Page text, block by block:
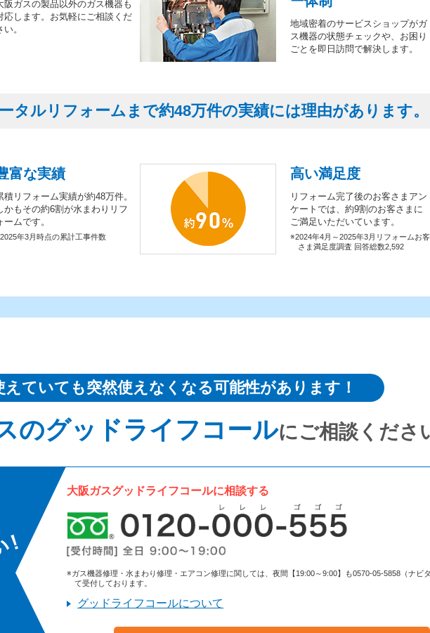
阪ガスの製品以外のガス機器も
応します。お気軽にご相談くだ
い。
地域密着のサービスショップがガ
ス機器の状態チェックや、お困り
ごとを即日訪問で解決します。
タルリフォームまで約48万件の実績には理由があります。
富な実績
積リフォーム実績が約48万件。
かもその約6割が水まわりリフ
ームです。
年3月時点の累計工事件数
高い満足度
リフォーム完了後のお客さまアン
ケートでは、約9割のお客さまに
ご満足いただいています。
※2024年4月～2025年3月リフォームお客
さま満足度調査 回答総数2,592
えていても突然使えなくなる可能性があります！
のグッドライフコールにご相談くださ
大阪ガスグッドライフコールに相談する
※ガス機器修理・水まわり修理・エアコン修理に関しては、夜間【19:00～9:00】も0570-05-5858（ナビ
て受付しております。
グッドライフコールについて